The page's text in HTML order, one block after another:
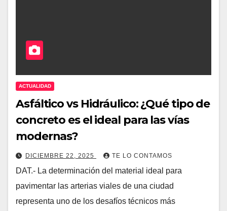
ACTUALIDAD
Asfáltico vs Hidráulico: ¿Qué tipo de
concreto es el ideal para las vías
modernas?
DICIEMBRE 22, 2025 TE LO CONTAMOS
DAT.- La determinación del material ideal para
pavimentar las arterias viales de una ciudad
representa uno de los desafíos técnicos más